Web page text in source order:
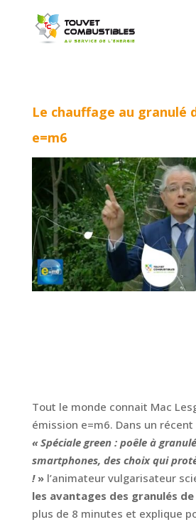
Le chauffage au granulé
e=m6
Tout le monde connait Mac
émission e=m6. Dans un
« Spéciale green : poêle à
smartphones, des choix qui
! »l’animateur vulgarisateur
les avantages des granulés
plus de 8 minutes et explique